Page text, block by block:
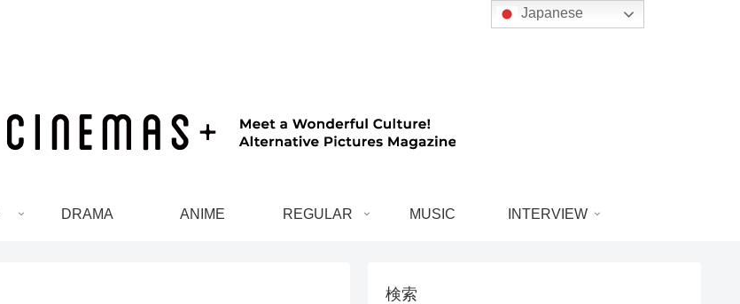
DRAMA ANIME REGULAR MUSIC INTERVIEW
検索
Japanese